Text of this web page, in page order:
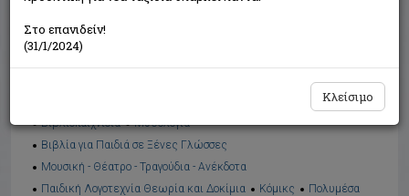
Διαθέσιμες υποκατηγορίες
Εορταστικά - Επετειακά
Ημερολόγια - Λευκώματα
Βιβλιοπαιχνίδια
Μυθολογία
Βιβλία για Παιδιά σε Ξένες Γλώσσες
Μουσική - Θέατρο - Τραγούδια - Ανέκδοτα
Παιδική Λογοτεχνία Θεωρία και Δοκίμια
Κόμικς
Πολυμέσα
Στο επανιδείν!
(31/1/2024)
Κλείσιμο